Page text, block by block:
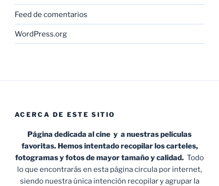
Feed de comentarios
WordPress.org
ACERCA DE ESTE SITIO
Página dedicada al cine y a nuestras películas
favoritas. Hemos intentado recopilar los carteles,
fotogramas y fotos de mayor tamaño y calidad. Todo
lo que encontrarás en esta página circula por internet,
siendo nuestra única intención recopilar y agrupar la